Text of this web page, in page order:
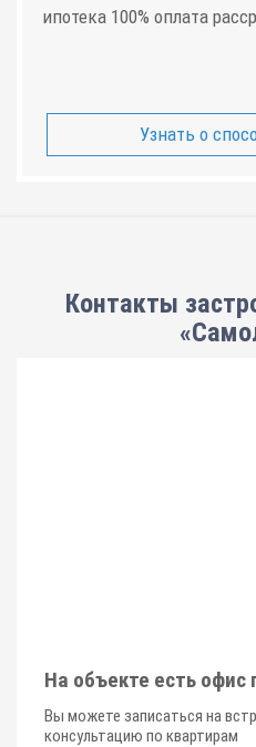
ипотека 100% оплата
Узнать о
Контакты
На объекте есть
Вы можете записаться на
консультацию по квартирам